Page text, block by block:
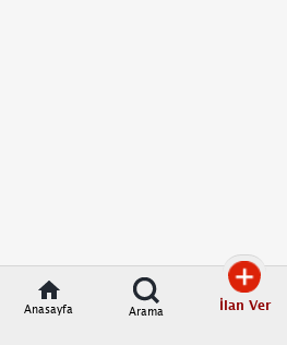
Anasayfa Arama İlan Ver